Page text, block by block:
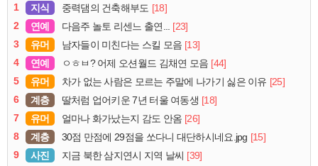
1 지식 중력댐의 건축해부도 [18]
2
연예 다음주 놀토 리센느 출연...
[23]
3
유머 남자들이 미친다는 스킬 모음 [13]
4
연예 ㅇㅎㅂ? 어제 오션월드 김채연 모음 [44]
5
유머 차가 없는 사람은 모르는 주말에 나가기 싫은 이유 [25]
6
계층 딸처럼 업어키운 7년 터울 여동생 [18]
7
유머 얼마나 화가났는지 감도 안옴 [26]
8
계층 30점 만점에 29점을 쏘다니 대단하시네요.jpg [15]
9
사진 지금 북한 삼지연시 지역 날씨 [39]